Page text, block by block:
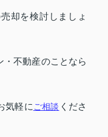
却を検討しましょ
・不動産のことなら
気軽にご相談 くださ